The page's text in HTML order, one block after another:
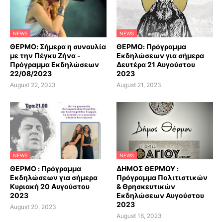
NEWS
ΘΕΡΜΟ: Σήμερα η συναυλία
με την Πέγκυ Ζήνα -
Πρόγραμμα Εκδηλώσεων
22/08/2023
August 22, 2023
NEWS
ΘΕΡΜΟ: Πρόγραμμα
Εκδηλώσεων για σήμερα
Δευτέρα 21 Αυγούστου
2023
August 21, 2023
NEWS
ΘΕΡΜΟ : Πρόγραμμα
Εκδηλώσεων για σήμερα
Κυριακή 20 Αυγούστου
2023
August 20, 2023
NEWS
ΔΗΜΟΣ ΘΕΡΜΟΥ :
Πρόγραμμα Πολιτιστικών
& Θρησκευτικών
Εκδηλώσεων Αυγούστου
2023
August 16, 2023